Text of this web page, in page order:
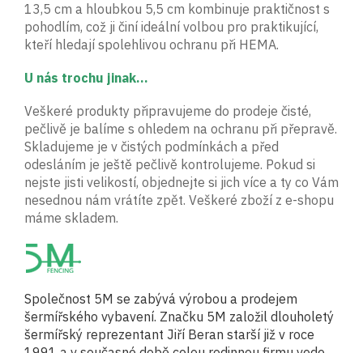
13,5 cm a hloubkou 5,5 cm kombinuje praktičnost s
pohodlím, což ji činí ideální volbou pro praktikující,
kteří hledají spolehlivou ochranu při HEMA.
U nás trochu jinak...
Veškeré produkty připravujeme do prodeje čisté,
pečlivě je balíme s ohledem na ochranu při přepravě.
Skladujeme je v čistých podmínkách a před
odesláním je ještě pečlivě kontrolujeme. Pokud si
nejste jisti velikostí, objednejte si jich více a ty co Vám
nesednou nám vrátíte zpět. Veškeré zboží z e-shopu
máme skladem.
Společnost 5M se zabývá výrobou a prodejem
šermířského vybavení. Značku 5M založil dlouholetý
šermířský reprezentant Jiří Beran starší již v roce